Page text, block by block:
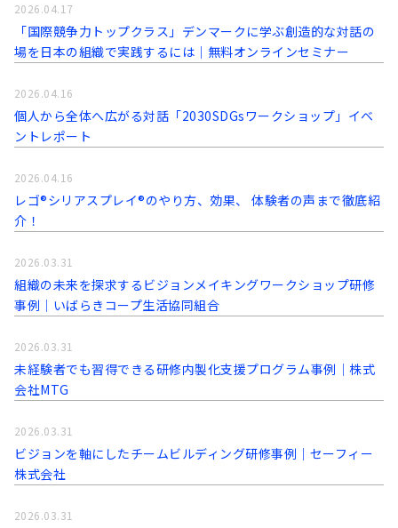
「国際競争力トップクラス」デンマークに学ぶ創造的な対話の
場を日本の組織で実践するには｜無料オンラインセミナー
2026.04.17
個人から全体へ広がる対話「2030SDGsワークショップ」イベ
ントレポート
2026.04.16
レゴ®シリアスプレイ®のやり方、効果、 体験者の声まで徹底紹
介！
2026.04.16
組織の未来を探求するビジョンメイキングワークショップ研修
事例│いばらきコープ生活協同組合
2026.03.31
未経験者でも習得できる研修内製化支援プログラム事例│株式
会社MTG
2026.03.31
ビジョンを軸にしたチームビルディング研修事例｜セーフィー
株式会社
2026.03.31
2026.03.31